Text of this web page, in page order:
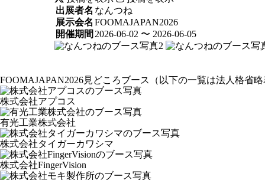
出展者名 なんつね
展示会名 FOOMAJAPAN2026
開催期間 2026-06-02 〜 2026-06-05
FOOMAJAPAN2026見どころブース （以下の一覧は法人格省
株式会社アプコス
有光工業株式会社
株式会社タイガーカワシマ
株式会社FingerVision